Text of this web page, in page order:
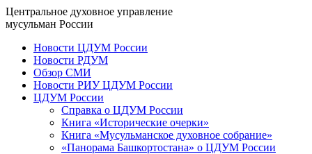
Центральное духовное управление
мусульман России
Новости ЦДУМ России
Новости РДУМ
Обзор СМИ
Новости РИУ ЦДУМ России
ЦДУМ России
Справка о ЦДУМ России
Книга «Исторические очерки»
Книга «Мусульманское духовное собрание»
«Панорама Башкортостана» о ЦДУМ России